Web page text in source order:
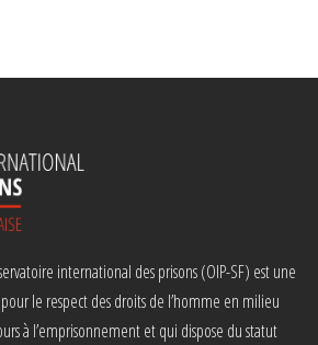
international des prisons (OIP-SF) est une
le respect des droits de l’homme en milieu
à l’emprisonnement et qui dispose du statut